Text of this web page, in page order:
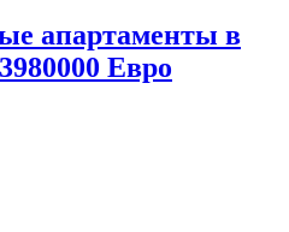
апартаменты в
Евро